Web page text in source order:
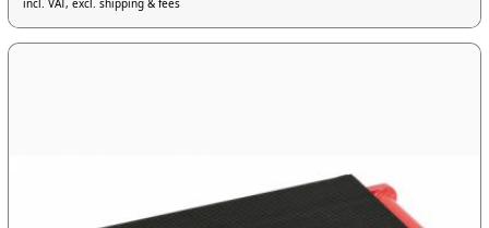
incl. VAT, excl. shipping & fees